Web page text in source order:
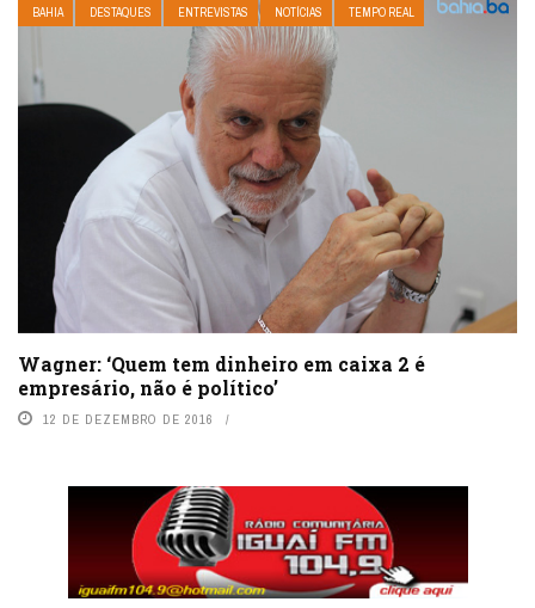
BAHIA DESTAQUES ENTREVISTAS NOTÍCIAS TEMPO REAL
Wagner: ‘Quem tem dinheiro em caixa 2 é
empresário, não é político’
12 DE DEZEMBRO DE 2016